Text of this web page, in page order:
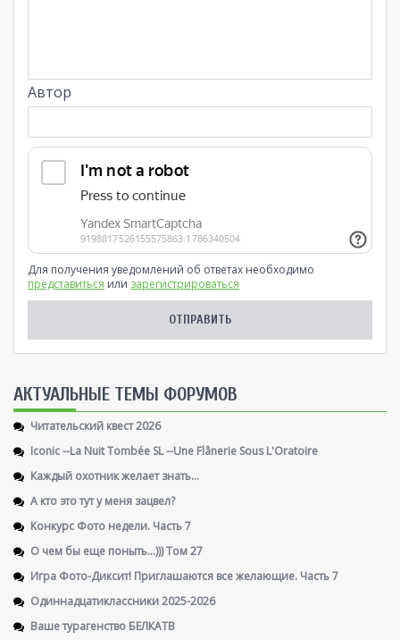
Автор
Для получения уведомлений об ответах необходимо
представиться или зарегистрироваться
AКТУАЛЬНЫЕ ТЕМЫ ФОРУМОВ
Читательский квест 2026
Iconic --La Nuit Tombée SL --Une Flânerie Sous L'Oratoire
Каждый охотник желает знать...
А кто это тут у меня зацвел?
Конкурс Фото недели. Часть 7
О чем бы еще поныть...))) Том 27
Игра Фото-Диксит! Приглашаются все желающие. Часть 7
Одиннадцатиклассники 2025-2026
Ваше турагенство БЕЛКАТВ